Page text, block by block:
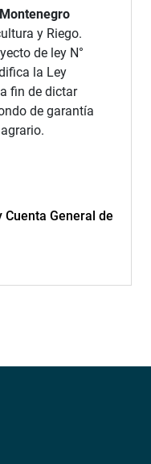
y Riego.
de ley N°
la Ley
fin de dictar
de garantía
General de